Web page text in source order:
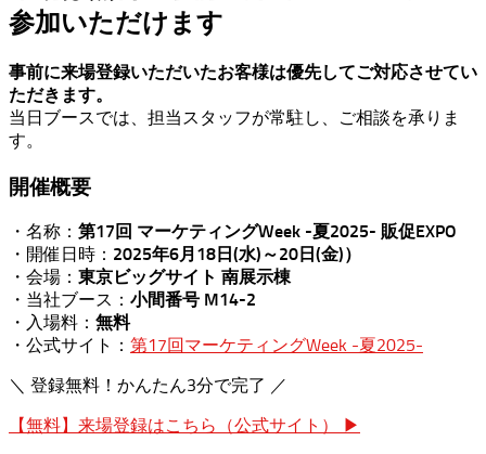
参加いただけます
事前に来場登録いただいたお客様は優先してご対応させてい
ただきます。
当日ブースでは、担当スタッフが常駐し、ご相談を承りま
す。
開催概要
・名称： 第17回 マーケティングWeek -夏2025- 販促EXPO
・開催日時： 2025年6月18日(水)～20日(金)）
・会場： 東京ビッグサイト 南展示棟
・当社ブース： 小間番号 M14-2
・入場料： 無料
・公式サイト： 第17回マーケティングWeek -夏2025-
＼ 登録無料！かんたん3分で完了 ／
【無料】来場登録はこちら（公式サイト） ▶